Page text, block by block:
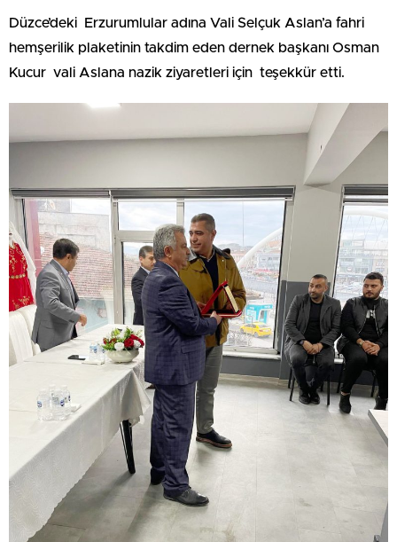
Düzce’deki Erzurumlular adına Vali Selçuk Aslan’a fahri
hemşerilik plaketinin takdim eden dernek başkanı Osman
Kucur vali Aslana nazik ziyaretleri için teşekkür etti.